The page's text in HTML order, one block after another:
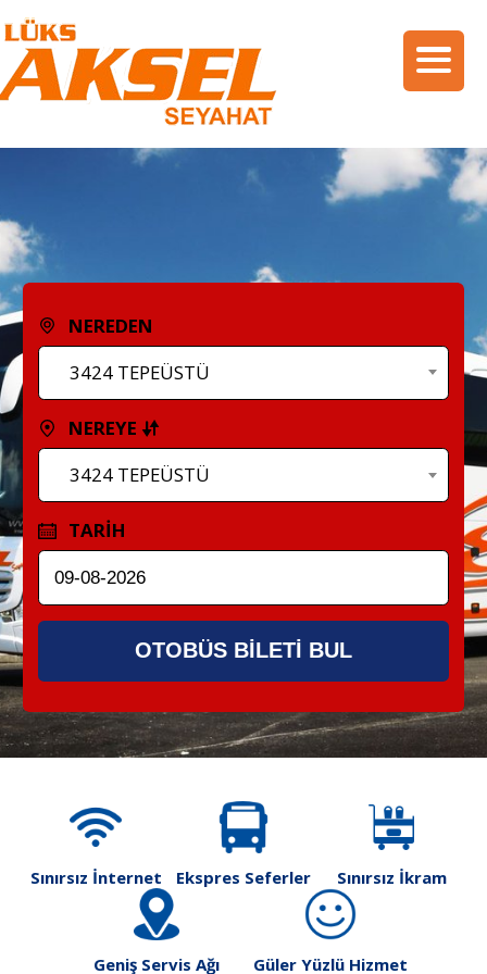
NEREDEN
3424 TEPEÜSTÜ
NEREYE
3424 TEPEÜSTÜ
TARİH
OTOBÜS BİLETİ BUL
Sınırsız İnternet Ekspres Seferler Sınırsız İkram
Geniş Servis Ağı Güler Yüzlü Hizmet